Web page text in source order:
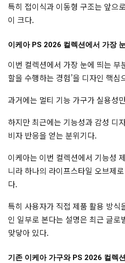
특히 접이식과 이동형 구조는 앞으
이 크다.
이케아 PS 2026 컬렉션에서 가장
이번 컬렉션에서 가장 눈에 띄는 부
할을 수행하는 경험’을 디자인 핵
과거에는 멀티 기능 가구가 실용성
하지만 최근에는 기능성과 감성 디
비자 반응을 얻는 분위기다.
이케아는 이번 컬렉션에서 기능성
니라 하나의 라이프스타일 오브제
다.
특히 사용자가 직접 제품 활용 방식
인 일부로 본다는 설명은 최근 글로
맞닿아 있다.
기존 이케아 가구와 PS 2026 컬렉